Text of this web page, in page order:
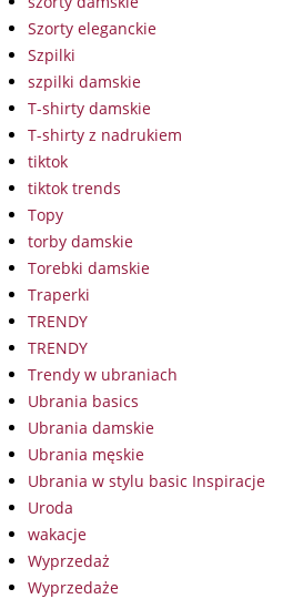
Szorty eleganckie
Szpilki
szpilki damskie
T-shirty damskie
T-shirty z nadrukiem
tiktok
tiktok trends
Topy
torby damskie
Torebki damskie
Traperki
TRENDY
TRENDY
Trendy w ubraniach
Ubrania basics
Ubrania damskie
Ubrania męskie
Ubrania w stylu basic Inspiracje
Uroda
wakacje
Wyprzedaż
Wyprzedaże